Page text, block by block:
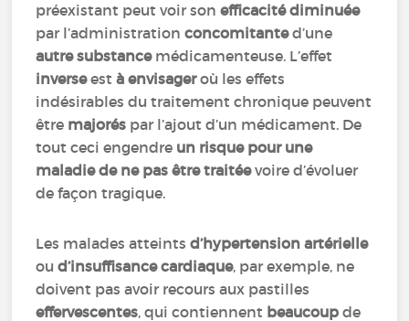
préexistant peut voir sonefficacité diminuée
par l’administrationconcomitanted’une
autre substance médicamenteuse. L’effet
inverseestà envisageroù les effets
indésirables du traitement chronique peuvent
être majorés par l’ajout d’un médicament. De
tout ceci engendre un risque pour une
maladie de ne pas être traitéevoire d’évoluer
de façon tragique.
Les malades atteintsd’hypertension artérielle
oud’insuffisance cardiaque, par exemple, ne
doivent pas avoir recours aux pastilles
effervescentes, qui contiennent beaucoupde